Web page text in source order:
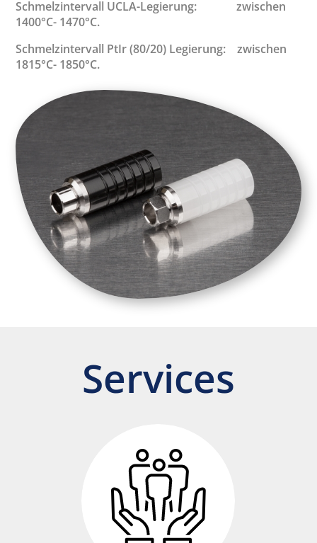
Schmelzintervall UCLA-Legierung: zwischen
1400°C- 1470°C.
Schmelzintervall PtIr (80/20) Legierung: zwischen
1815°C- 1850°C.
Services